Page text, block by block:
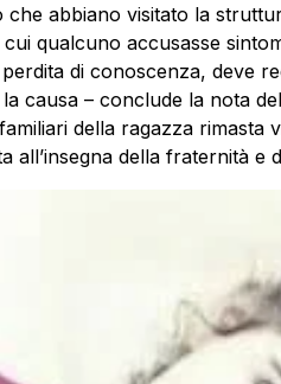
abbiano visitato la
qualcuno accusasse
di conoscenza, deve
causa – conclude la nota
della ragazza rimasta
all’insegna della fraternità e